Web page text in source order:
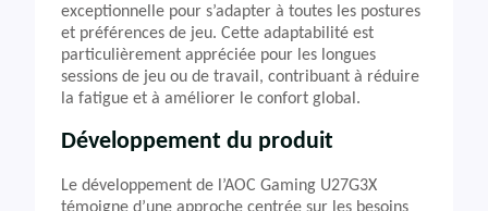
exceptionnelle pour s’adapter à toutes les postures
et préférences de jeu. Cette adaptabilité est
particulièrement appréciée pour les longues
sessions de jeu ou de travail, contribuant à réduire
la fatigue et à améliorer le confort global.
Développement du produit
Le développement de l’AOC Gaming U27G3X